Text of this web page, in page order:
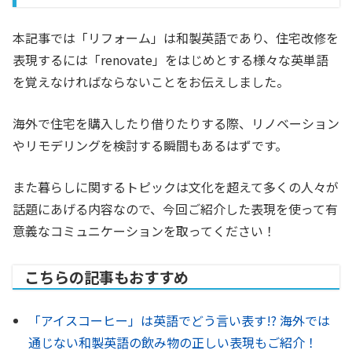
本記事では「リフォーム」は和製英語であり、住宅改修を
表現するには「renovate」をはじめとする様々な英単語
を覚えなければならないことをお伝えしました。
海外で住宅を購入したり借りたりする際、リノベーション
やリモデリングを検討する瞬間もあるはずです。
また暮らしに関するトピックは文化を超えて多くの人々が
話題にあげる内容なので、今回ご紹介した表現を使って有
意義なコミュニケーションを取ってください！
こちらの記事もおすすめ
「アイスコーヒー」は英語でどう言い表す!? 海外では
通じない和製英語の飲み物の正しい表現もご紹介！